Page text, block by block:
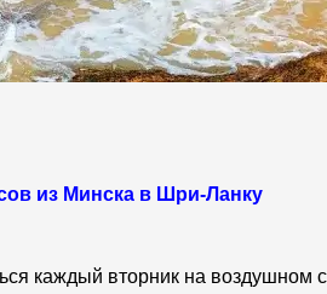
из Минска в Шри-Ланку
каждый вторник на воздушном